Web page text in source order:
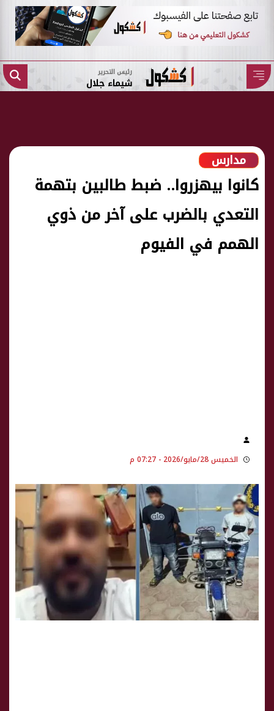
رئيس التحرير
شيماء جلال
مدارس
كانوا بيهزروا.. ضبط طالبين بتهمة
التعدي بالضرب على آخر من ذوي
الهمم في الفيوم
الخميس 28/مايو/2026 - 07:27 م